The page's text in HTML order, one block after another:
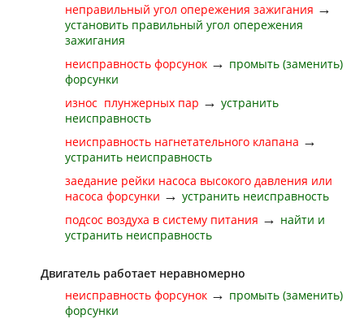
неправильный угол опережения зажигания →
установить правильный угол опережения
зажигания
неисправность форсунок → промыть (заменить)
форсунки
износ плунжерных пар → устранить
неисправность
неисправность нагнетательного клапана →
устранить неисправность
заедание рейки насоса высокого давления или
насоса форсунки → устранить неисправность
подсос воздуха в систему питания → найти и
устранить неисправность
Двигатель работает неравномерно
неисправность форсунок → промыть (заменить)
форсунки